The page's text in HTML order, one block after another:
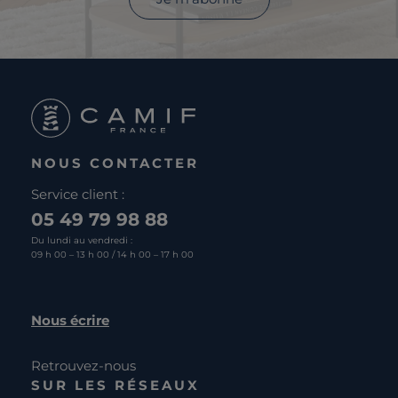
NOUS CONTACTER
Service client :
05 49 79 98 88
Du lundi au vendredi :
09 h 00 – 13 h 00 / 14 h 00 – 17 h 00
Nous écrire
Retrouvez-nous
SUR LES RÉSEAUX